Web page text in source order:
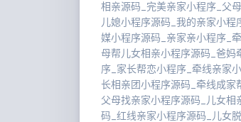
相亲源码_完美亲家小程序_父
儿媳小程序源码_我的亲家小程
媒小程序源码_亲家亲小程序_
母帮儿女相亲小程序源码_爸妈
序_家长帮恋小程序_牵线亲家
长相亲团小程序源码_牵线成家
父母找亲家小程序源码_儿女相
码_红线亲家小程序源码_儿女